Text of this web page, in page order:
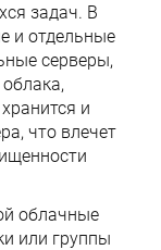
задач. В
и отдельные
серверы,
и
что влечет
облачные
или группы